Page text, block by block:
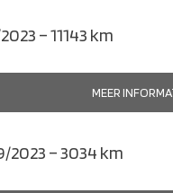
– 11143 km
MEER
2023 – 3034 km